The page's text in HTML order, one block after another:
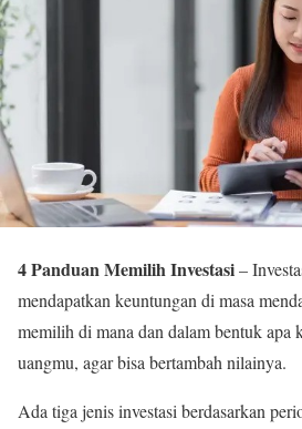
4 Panduan Memilih Investasi–
mendapatkan keuntungan di masa
memilih di mana dan dalam bentuk apa
uangmu, agar bisa bertambah nilainya.
Ada tiga jenis investasi berdasarkan